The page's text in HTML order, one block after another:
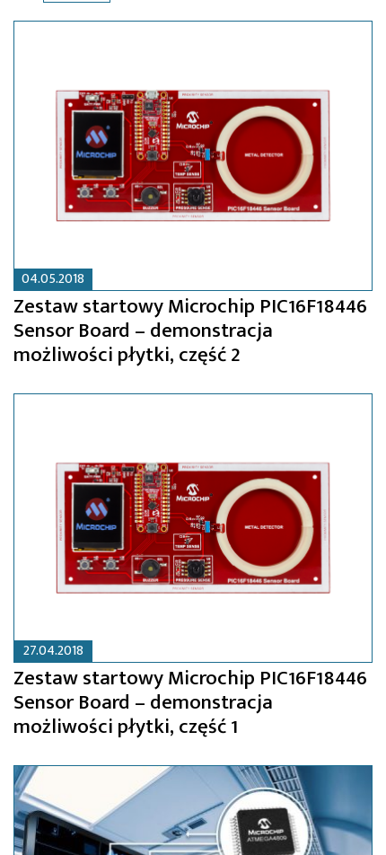
04.05.2018
Zestaw startowy Microchip PIC16F18446
Sensor Board – demonstracja
możliwości płytki, część 2
27.04.2018
Zestaw startowy Microchip PIC16F18446
Sensor Board – demonstracja
możliwości płytki, część 1